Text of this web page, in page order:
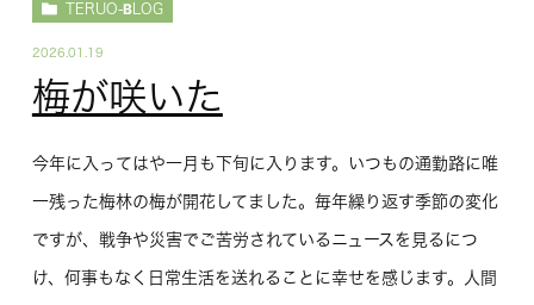
TERUO-BLOG
2026.01.19
梅が咲いた
今年に入ってはや一月も下旬に入ります。いつもの通勤路に唯
一残った梅林の梅が開花してました。毎年繰り返す季節の変化
ですが、戦争や災害でご苦労されているニュースを見るにつ
け、何事もなく日常生活を送れることに幸せを感じます。人間